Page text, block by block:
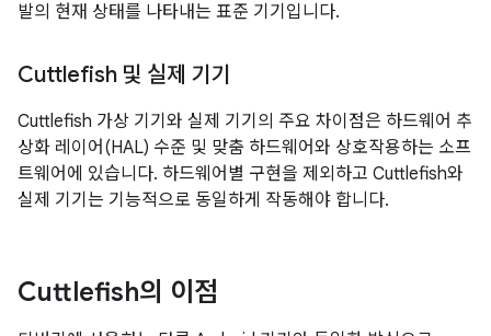
발의 현재 상태를 나타내는 표준 기기입니다.
Cuttlefish 및 실제 기기
Cuttlefish 가상 기기와 실제 기기의 주요 차이점은 하드웨어 추
상화 레이어(HAL) 수준 및 맞춤 하드웨어와 상호작용하는 소프
트웨어에 있습니다. 하드웨어별 구현을 제외하고 Cuttlefish와
실제 기기는 기능적으로 동일하게 작동해야 합니다.
Cuttlefish의 이점